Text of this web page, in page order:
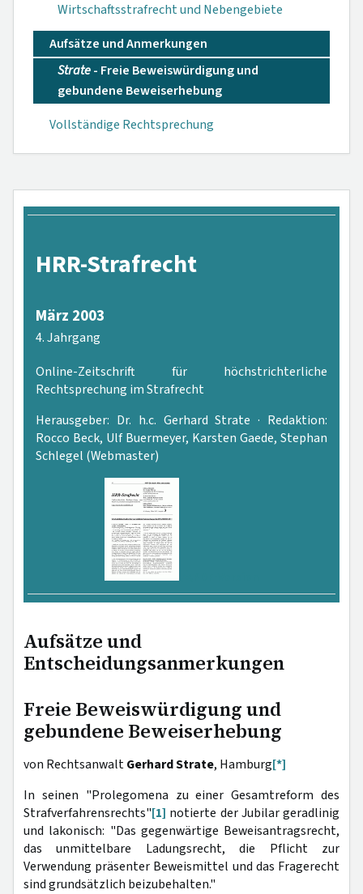
Wirtschaftsstrafrecht und Nebengebiete
Aufsätze und Anmerkungen
Strate- Freie Beweiswürdigung und
gebundene Beweiserhebung
Vollständige Rechtsprechung
HRR-Strafrecht
März 2003
4. Jahrgang
Online-Zeitschrift für höchstrichterliche
Rechtsprechung im Strafrecht
Herausgeber: Dr. h.c. Gerhard Strate · Redaktion:
Rocco Beck, Ulf Buermeyer, Karsten Gaede, Stephan
Schlegel (Webmaster)
Aufsätze und
Entscheidungsanmerkungen
Freie Beweiswürdigung und
gebundene Beweiserhebung
von RechtsanwaltGerhard Strate, Hamburg[*]
In seinen "Prolegomena zu einer Gesamtreform des
Strafverfahrensrechts"[1] notierte der Jubilar geradlinig
und lakonisch: "Das gegenwärtige Beweisantragsrecht,
das unmittelbare Ladungsrecht, die Pflicht zur
Verwendung präsenter Beweismittel und das Fragerecht
sind grundsätzlich beizubehalten."